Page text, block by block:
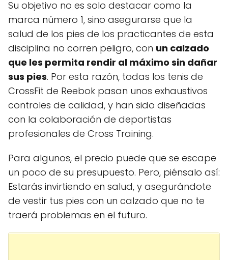
Su objetivo no es solo destacar como la
marca número 1, sino asegurarse que la
salud de los pies de los practicantes de esta
disciplina no corren peligro, con un calzado
que les permita rendir al máximo sin dañar
sus pies. Por esta razón, todas los tenis de
CrossFit de Reebok pasan unos exhaustivos
controles de calidad, y han sido diseñadas
con la colaboración de deportistas
profesionales de Cross Training.
Para algunos, el precio puede que se escape
un poco de su presupuesto. Pero, piénsalo así:
Estarás invirtiendo en salud, y asegurándote
de vestir tus pies con un calzado que no te
traerá problemas en el futuro.